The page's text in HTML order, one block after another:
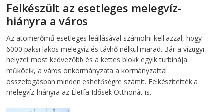
Felkészült az esetleges melegvíz-
hiányra a város
Az atomerőmű esetleges leállásával számolni kell azzal, hogy
6000 paksi lakos melegvíz és távhő nélkül marad. Bár a vízügyi
helyzet most kedvezőbb és a kettes blokk egyik turbinája
működik, a város önkormányzata a kormányzattal
összefogásban minden eshetőségre számít. Felkészítették a
melegvíz-hiányra az Életfa Idősek Otthonát is.